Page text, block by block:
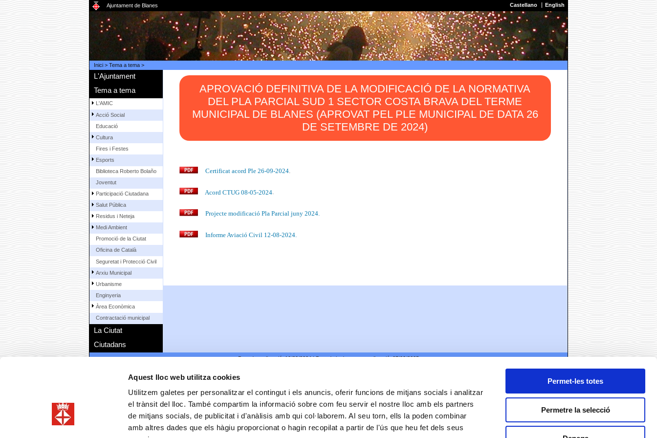
Aquest lloc web utilitza cookies
Utilitzem galetes per personalitzar el contingut i els anuncis, oferir funcions de mitjans socials i analitzar
el trànsit del lloc. També compartim la informació sobre com feu servir el nostre lloc amb els partners
de mitjans socials, de publicitat i d'anàlisis amb qui col·laborem. Al seu torn, ells la poden combinar
amb altres dades que els hàgiu proporcionat o hagin recopilat a partir de l'ús que heu fet dels seus
Permet-les totes
Permetre la selecció
Ajuntament de Blanes Castellano English
Inici> Tema a tema>
L'Ajuntament
Tema a tema
L'AMIC
Acció Social
Educació
Cultura
Fires i Festes
Esports
Biblioteca Roberto Bolaño
Joventut
Participació Ciutadana
Salut Pública
Residus i Neteja
Medi Ambient
Promoció de la Ciutat
Oficina de Català
Seguretat i Protecció Civil
Arxiu Municipal
Urbanisme
Enginyeria
Àrea Econòmica
Contractació municipal
La Ciutat
Ciutadans
APROVACIÓ DEFINITIVA DE LA MODIFICACIÓ DE LA NORMATIVA
DEL PLA PARCIAL SUD 1 SECTOR COSTA BRAVA DEL TERME
MUNICIPAL DE BLANES (APROVAT PEL PLE MUNICIPAL DE DATA 26
DE SETEMBRE DE 2024)
Certificat acord Ple 26-09-2024.
Acord CTUG 08-05-2024.
Projecte modificació Pla Parcial juny 2024.
Informe Aviació Civil 12-08-2024.
Data de realització:10/29/2024| Data de la darrera actualització:07/03/2025
© Ajuntament de Blanes |